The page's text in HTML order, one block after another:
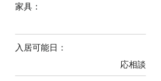
家具：
入居可能日：
応相談